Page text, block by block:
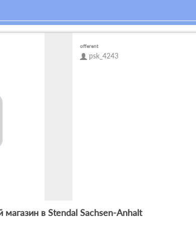
offerent
psk_4243
в Stendal Sachsen-Anhalt